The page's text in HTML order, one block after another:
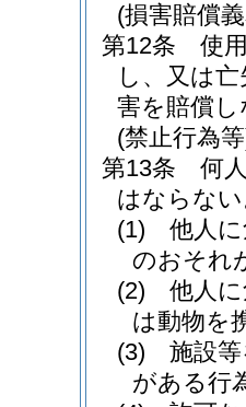
(損害賠償
第12条
使
し、又は
害を賠償
(禁止行為
第13条
何
はならな
(1)
他人
のおそれ
(2)
他人
は動物を
(3)
施設
がある行